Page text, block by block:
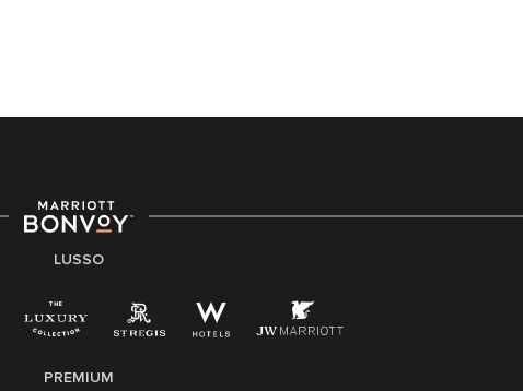
LUSSO
PREMIUM